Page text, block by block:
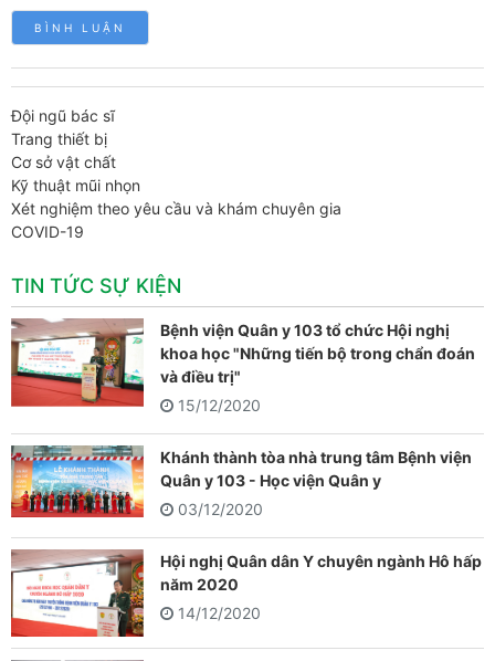
Đội ngũ bác sĩ
Trang thiết bị
Cơ sở vật chất
Kỹ thuật mũi nhọn
Xét nghiệm theo yêu cầu và khám chuyên gia
COVID-19
TIN TỨC SỰ KIỆN
Bệnh viện Quân y 103 tổ chức Hội nghị
khoa học "Những tiến bộ trong chẩn đoán
và điều trị"
15/12/2020
Khánh thành tòa nhà trung tâm Bệnh viện
Quân y 103 - Học viện Quân y
03/12/2020
Hội nghị Quân dân Y chuyên ngành Hô hấp
năm 2020
14/12/2020